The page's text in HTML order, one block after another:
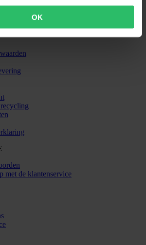
OK Göran Dahlin
OSS VAT NO SE556763159201
met de klantenservice